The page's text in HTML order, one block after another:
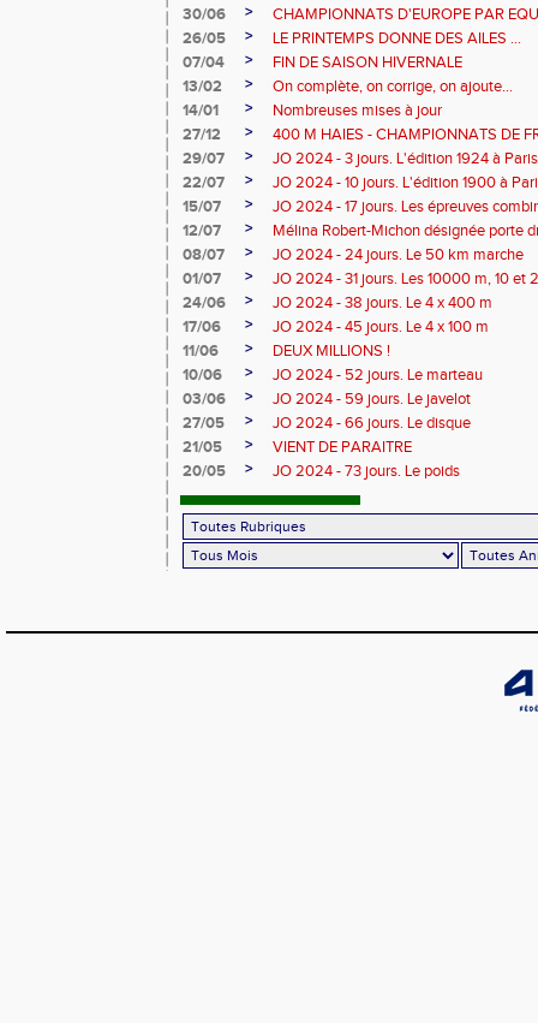
30/06 >
CHAMPIONNATS D'EUROPE PAR
26/05
>
LE PRINTEMPS DONNE DES AILES ...
07/04
>
FIN DE SAISON HIVERNALE
13/02
>
On complète, on corrige, on ajoute...
14/01
>
Nombreuses mises à jour
27/12
>
400 M HAIES - CHAMPIONNATS DE
29/07
>
JO 2024 - 3 jours. L'édition 1924 à Paris
22/07
>
JO 2024 - 10 jours. L'édition 1900 à
15/07
>
JO 2024 - 17 jours. Les épreuves
12/07
>
Mélina Robert-Michon désignée porte
08/07
>
JO 2024 - 24 jours. Le 50 km marche
01/07
>
JO 2024 - 31 jours. Les 10000 m, 10 et
24/06
>
JO 2024 - 38 jours. Le 4 x 400 m
17/06
>
JO 2024 - 45 jours. Le 4 x 100 m
11/06
>
DEUX MILLIONS !
10/06
>
JO 2024 - 52 jours. Le marteau
03/06
>
JO 2024 - 59 jours. Le javelot
27/05
>
JO 2024 - 66 jours. Le disque
21/05
>
VIENT DE PARAITRE
20/05
> JO 2024 - 73 jours. Le poids